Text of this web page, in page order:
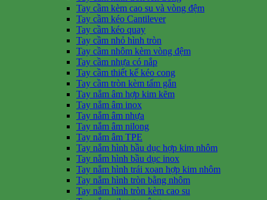
Tay cầm kèm cao su và vòng đệm
Tay cầm kéo Cantilever
Tay cầm kéo quay
Tay cầm nhỏ hình tròn
Tay cầm nhôm kèm vòng đệm
Tay cầm nhựa có nắp
Tay cầm thiết kế kéo cong
Tay cầm tròn kèm tấm gắn
Tay nắm âm hợp kim kẽm
Tay nắm âm inox
Tay nắm âm nhựa
Tay nắm âm nilong
Tay nắm âm TPE
Tay nắm hình bầu dục hợp kim nhôm
Tay nắm hình bầu dục inox
Tay nắm hình trái xoan hợp kim nhôm
Tay nắm hình tròn bằng nhôm
Tay nắm hình tròn kèm cao su